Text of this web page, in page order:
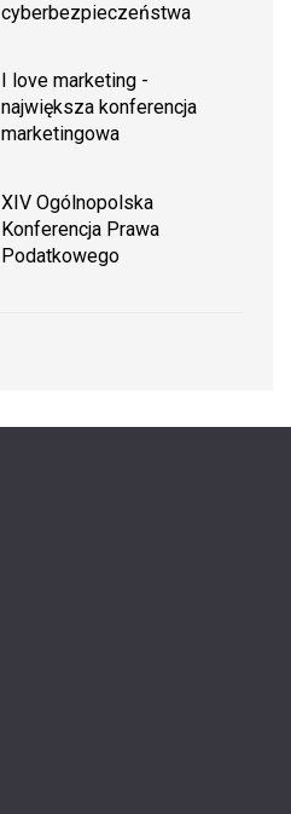
cyberbezpieczeństwa
I love marketing -
największa konferencja
marketingowa
XIV Ogólnopolska
Konferencja Prawa
Podatkowego